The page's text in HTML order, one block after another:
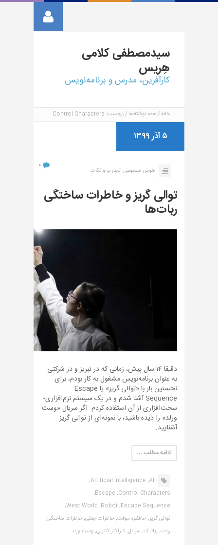
سیدمصطفیکلامی
هِریس
کارآفرین، مدرس و برنامه‌نویس
خانه همه نوشته‌ها برچسب: Control Characters
۵ آذر ۱۳۹۹
هوش مصنوعی,تجارب و نکات
۰
توالی گریز و خاطرات ساختگی
ربات‌ها
دقیقا ۱۴ سال پیش، زمانی که در تبریز و در شرکتی
به عنوان برنامه‌نویس مشغول به کار بودم، برای
نخستین بار با «توالی گریز» یا Escape
Sequence آشنا شدم و در یک سیستم نرم‌افزاری-
سخت‌افزاری از آن استفاده کردم. اگر سریال «وست
ورلد» را دیده باشید، با نمونه‌ای از توالی گریز
آشنایید.
ادامه مطلب …
AI,
Artificial Intelligence,
Control Characters,
Escape,
Escape Sequence,
Robot,
West World,
توالی گریز, حافظره موقت,خاطرات جعلی,خاطرات ساختگی,
ربات, رباتیک, سریال,کاراکتر کنترلی,وست ورلد